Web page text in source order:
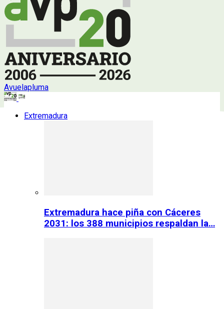
Avuelapluma
Extremadura
Extremadura hace piña con Cáceres
2031: los 388 municipios respaldan la…